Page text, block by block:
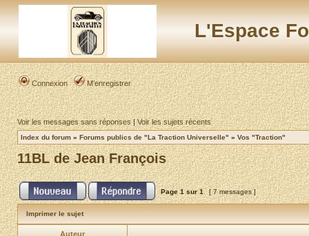
L'Espace
Connexion M’enregistrer
Voir les messages sans réponses|Voir les sujets récents
Index du forum » Forums publics de "La Traction Universelle" » Vos "Traction"
11BL de Jean François
Page1sur1 [ 7 messages ]
Imprimer le sujet
Auteur